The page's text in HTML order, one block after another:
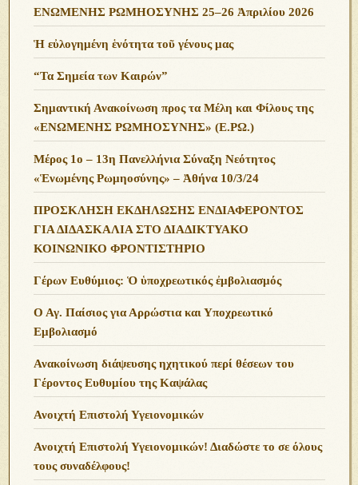
ΕΝΩΜΕΝΗΣ ΡΩΜΗΟΣΥΝΗΣ 25–26 Ἀπριλίου 2026
Ἡ εὐλογημένη ἑνότητα τοῦ γένους μας
“Τα Σημεία των Καιρών”
Σημαντική Ανακοίνωση προς τα Μέλη και Φίλους της
«ΕΝΩΜΕΝΗΣ ΡΩΜΗΟΣΥΝΗΣ» (Ε.ΡΩ.)
Μέρος 1ο – 13η Πανελλήνια Σύναξη Νεότητος
«Ἑνωμένης Ρωμηοσύνης» – Ἀθήνα 10/3/24
ΠΡΟΣΚΛΗΣΗ ΕΚΔΗΛΩΣΗΣ ΕΝΔΙΑΦΕΡΟΝΤΟΣ
ΓΙΑ ΔΙΔΑΣΚΑΛΙΑ ΣΤΟ ΔΙΑΔΙΚΤΥΑΚΟ
ΚΟΙΝΩΝΙΚΟ ΦΡΟΝΤΙΣΤΗΡΙΟ
Γέρων Ευθύμιος: Ὁ ὑποχρεωτικός ἐμβολιασμός
Ο Αγ. Παίσιος για Αρρώστια και Υποχρεωτικό
Εμβολιασμό
Ανακοίνωση διάψευσης ηχητικού περί θέσεων του
Γέροντος Ευθυμίου της Καψάλας
Ανοιχτή Επιστολή Υγειονομικών
Ανοιχτή Επιστολή Υγειονομικών! Διαδώστε το σε όλους
τους συναδέλφους!